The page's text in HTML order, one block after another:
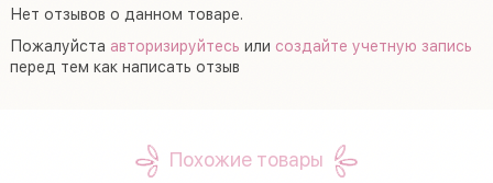
Нет отзывов о данном товаре.
Пожалуйста авторизируйтесь или создайте учетную запись
перед тем как написать отзыв
Похожие товары